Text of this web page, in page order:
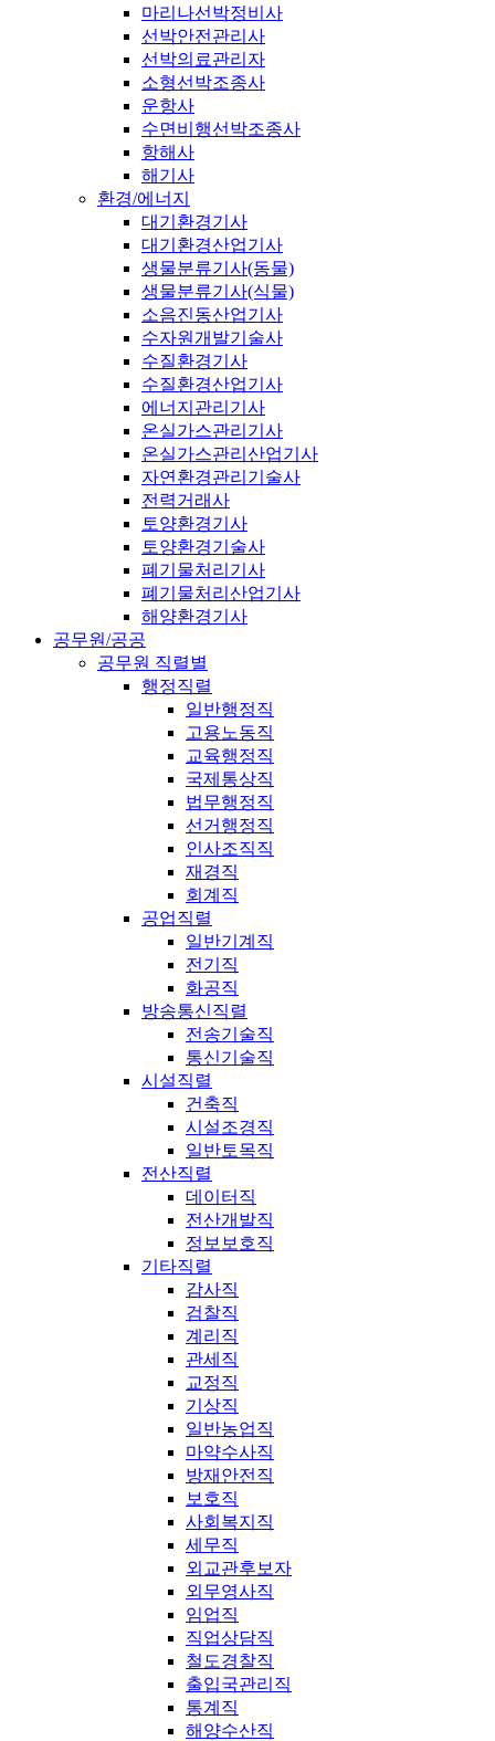
마리나선박정비사
선박안전관리사
선박의료관리자
소형선박조종사
운항사
수면비행선박조종사
항해사
해기사
환경/에너지
대기환경기사
대기환경산업기사
생물분류기사(동물)
생물분류기사(식물)
소음진동산업기사
수자원개발기술사
수질환경기사
수질환경산업기사
에너지관리기사
온실가스관리기사
온실가스관리산업기사
자연환경관리기술사
전력거래사
토양환경기사
토양환경기술사
폐기물처리기사
폐기물처리산업기사
해양환경기사
공무원/공공
공무원 직렬별
행정직렬
일반행정직
고용노동직
교육행정직
국제통상직
법무행정직
선거행정직
인사조직직
재경직
회계직
공업직렬
일반기계직
전기직
화공직
방송통신직렬
전송기술직
통신기술직
시설직렬
건축직
시설조경직
일반토목직
전산직렬
데이터직
전산개발직
정보보호직
기타직렬
감사직
검찰직
계리직
관세직
교정직
기상직
일반농업직
마약수사직
방재안전직
보호직
사회복지직
세무직
외교관후보자
외무영사직
임업직
직업상담직
철도경찰직
출입국관리직
통계직
해양수산직